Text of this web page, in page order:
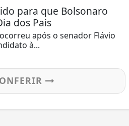
para que Bolsonaro
dos Pais
após o senador Flávio
à...